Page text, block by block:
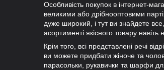
Особливість покупок в інтернет-
великими або дрібнооптовими
дуже широкий, і тут ви знайдете
асортименті якісного товару
Крім того, всі представлені речі
ви можете придбати жіноче та
парасольки, рукавички та шарфи